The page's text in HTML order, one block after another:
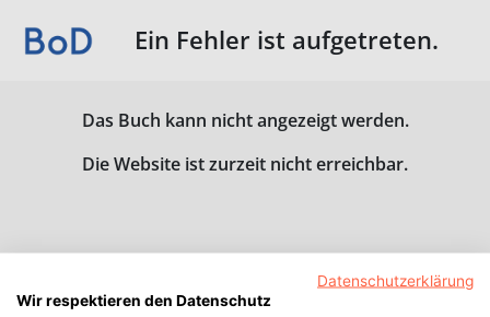
Ein Fehler ist aufgetreten.
Das Buch kann nicht angezeigt werden.
Die Website ist zurzeit nicht erreichbar.
Datenschutzerklärung
Wir respektieren den Datenschutz